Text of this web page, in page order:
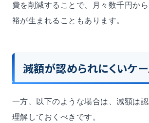
費を削減することで、月々数千円か
裕が生まれることもあります。
減額が認められにくいケ
一方、以下のような場合は、減額は認
理解しておくべきです。